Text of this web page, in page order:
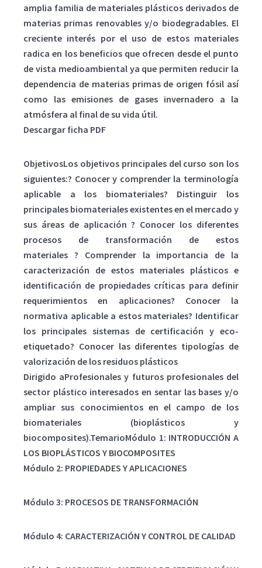
amplia familia de materiales plásticos derivados de
materias primas renovables y/o biodegradables. El
creciente interés por el uso de estos materiales
radica en los beneficios que ofrecen desde el punto
de vista medioambiental ya que permiten reducir la
dependencia de materias primas de origen fósil así
como las emisiones de gases invernadero a la
atmósfera al final de su vida útil.
Descargar ficha PDF
ObjetivosLos objetivos principales del curso son los
siguientes:? Conocer y comprender la terminología
aplicable a los biomateriales? Distinguir los
principales biomateriales existentes en el mercado y
sus áreas de aplicación ? Conocer los diferentes
procesos de transformación de estos
materiales ? Comprender la importancia de la
caracterización de estos materiales plásticos e
identificación de propiedades críticas para definir
requerimientos en aplicaciones? Conocer la
normativa aplicable a estos materiales? Identificar
los principales sistemas de certificación y eco-
etiquetado? Conocer las diferentes tipologías de
valorización de los residuos plásticos
Dirigido aProfesionales y futuros profesionales del
sector plástico interesados en sentar las bases y/o
ampliar sus conocimientos en el campo de los
biomateriales (bioplásticos y
biocomposites).TemarioMódulo 1: INTRODUCCIÓN A
LOS BIOPLÁSTICOS Y BIOCOMPOSITES
Módulo 2: PROPIEDADES Y APLICACIONES
Módulo 3: PROCESOS DE TRANSFORMACIÓN
Módulo 4: CARACTERIZACIÓN Y CONTROL DE CALIDAD